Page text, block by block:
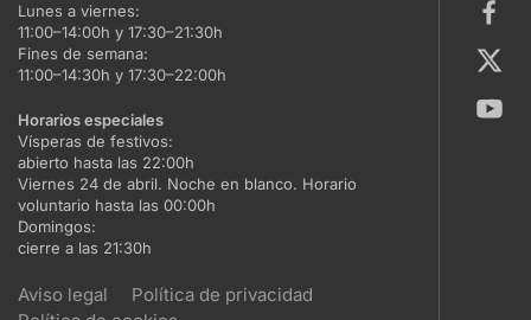
Lunes a viernes:
11:00–14:00h y 17:30–21:30h
Fines de semana:
11:00–14:30h y 17:30–22:00h
Horarios especiales
Vísperas de festivos:
abierto hasta las 22:00h
Viernes 24 de abril. Noche en blanco. Horario
voluntario hasta las 00:00h
Domingos:
cierre a las 21:30h
Aviso legal
Política de privacidad